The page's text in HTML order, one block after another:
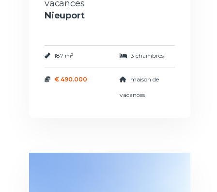
vacances
Nieuport
187 m² 3 chambres
€ 490.000 maison de
vacances